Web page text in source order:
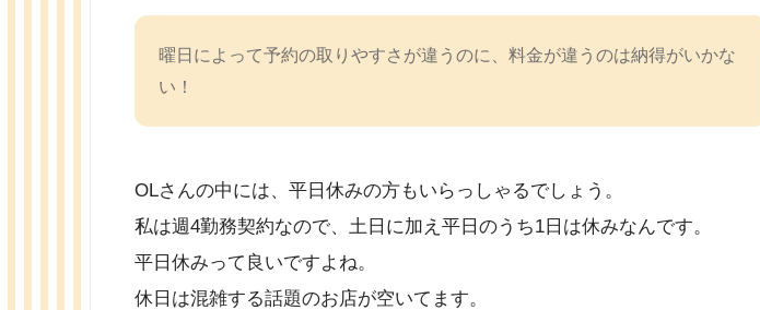
曜日によって予約の取りやすさが違うのに、料金が違うのは納得がいかな
い！
OLさんの中には、平日休みの方もいらっしゃるでしょう。
私は週4勤務契約なので、土日に加え平日のうち1日は休みなんです。
平日休みって良いですよね。
休日は混雑する話題のお店が空いてます。